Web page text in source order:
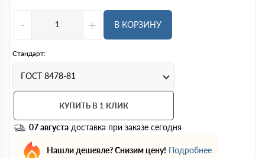
- + В КОРЗИНУ
Стандарт:
ГОСТ 8478-81
КУПИТЬ В 1 КЛИК
07 августа доставка при заказе сегодня
Нашли дешевле? Снизим цену! Подробнее